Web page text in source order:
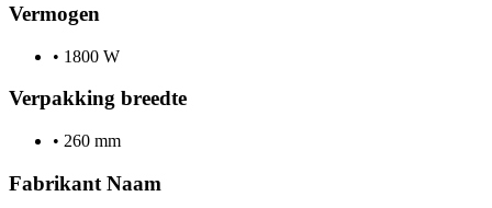
Vermogen
• 1800 W
Verpakking breedte
• 260 mm
Fabrikant Naam